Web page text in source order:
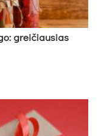
greičiausias